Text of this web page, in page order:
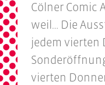
Cölner Comic
weil… Die
jedem vierten
vierten